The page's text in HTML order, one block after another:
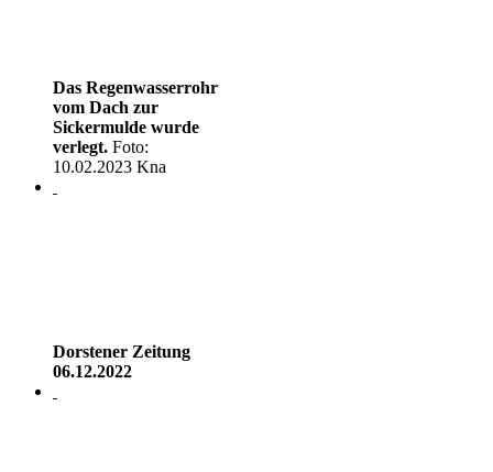
Das Regenwasserrohr
vom Dach zur
Sickermulde wurde
verlegt. Foto:
10.02.2023 Kna
Dorstener Zeitung
06.12.2022